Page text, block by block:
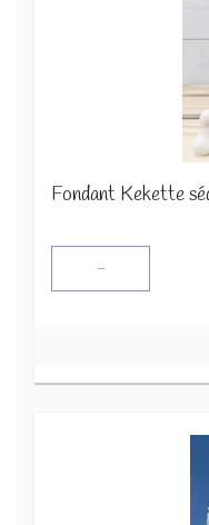
Fondant Kekette
-